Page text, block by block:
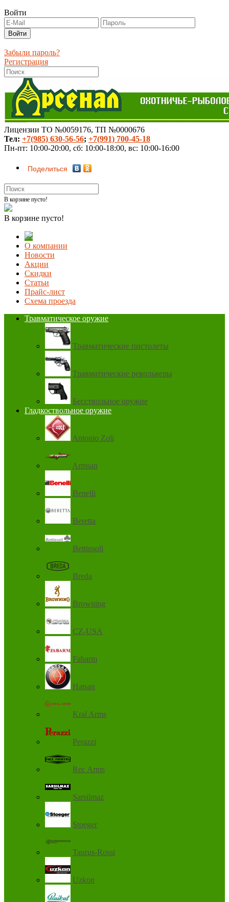
Войти
Забыли пароль?
Регистрация
Лицензии ТО №0059176, ТП №0000676
Тел: +7(985) 630-56-56; +7(991) 700-45-18
Пн-пт: 10:00-20:00, сб: 10:00-18:00, вс: 10:00-16:00
Поделиться
В корзине пусто!
В корзине пусто!
О компании
Новости
Акции
Скидки
Статьи
Прайс-лист
Схема проезда
Травматическое оружие
Травматические пистолеты
Травматические револьверы
Бесствольное оружие
Гладкоствольное оружие
Antonio Zoli
Armsan
Benelli
Beretta
Bettinsoli
Breda
Browning
CZ-USA
Fabarm
Hatsan
Kral Arms
Perazzi
Rec Arms
Sarsilmaz
Stoeger
Taurus-Rossi
Uzkon